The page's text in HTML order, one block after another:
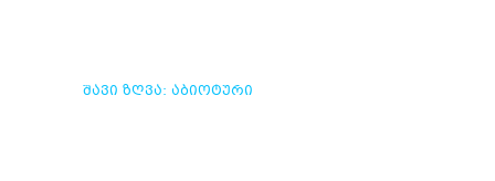
ᲨᲐᲕᲘ ᲖᲦᲕᲐ: ᲐᲑᲘᲝᲢᲣᲠᲘ